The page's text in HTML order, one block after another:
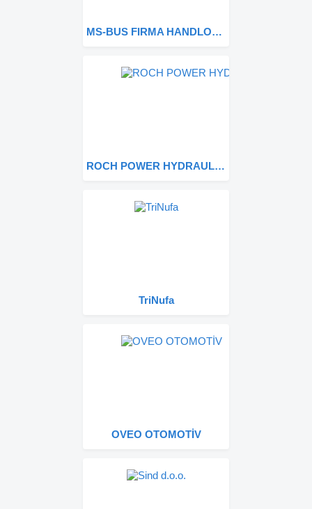
MS-BUS FIRMA HANDLOWA
ROCH POWER HYDRAULICS Sp. z o.o.
TriNufa
OVEO OTOMOTİV